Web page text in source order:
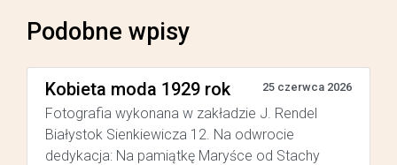
Podobne wpisy
Kobieta moda 1929 rok 25 czerwca 2026
Fotografia wykonana w zakładzie J. Rendel
Białystok Sienkiewicza 12. Na odwrocie
dedykacja: Na pamiątkę Maryśce od Stachy